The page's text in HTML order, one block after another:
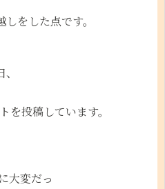
をした点です。
を投稿しています。
大変だっ